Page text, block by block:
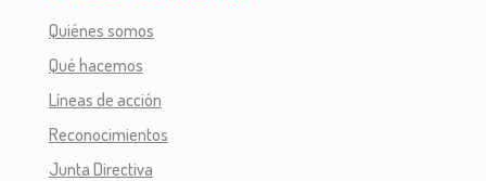
Quiénes somos
Qué hacemos
Líneas de acción
Reconocimientos
Junta Directiva